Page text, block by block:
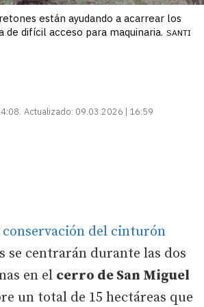
están ayudando a acarrear los
de difícil acceso para maquinaria. SANTI
Actualizado: 09.03.2026 | 16:59
conservación del cinturón
se centrarán durante las dos
en el cerro de San Miguel
un total de 15 hectáreas que